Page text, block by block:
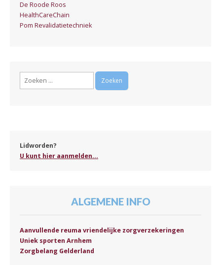
De Roode Roos
HealthCareChain
Pom Revalidatietechniek
Zoeken
Lidworden?
U kunt hier aanmelden...
ALGEMENE INFO
Aanvullende reuma vriendelijke zorgverzekeringen
Uniek sporten Arnhem
Zorgbelang Gelderland